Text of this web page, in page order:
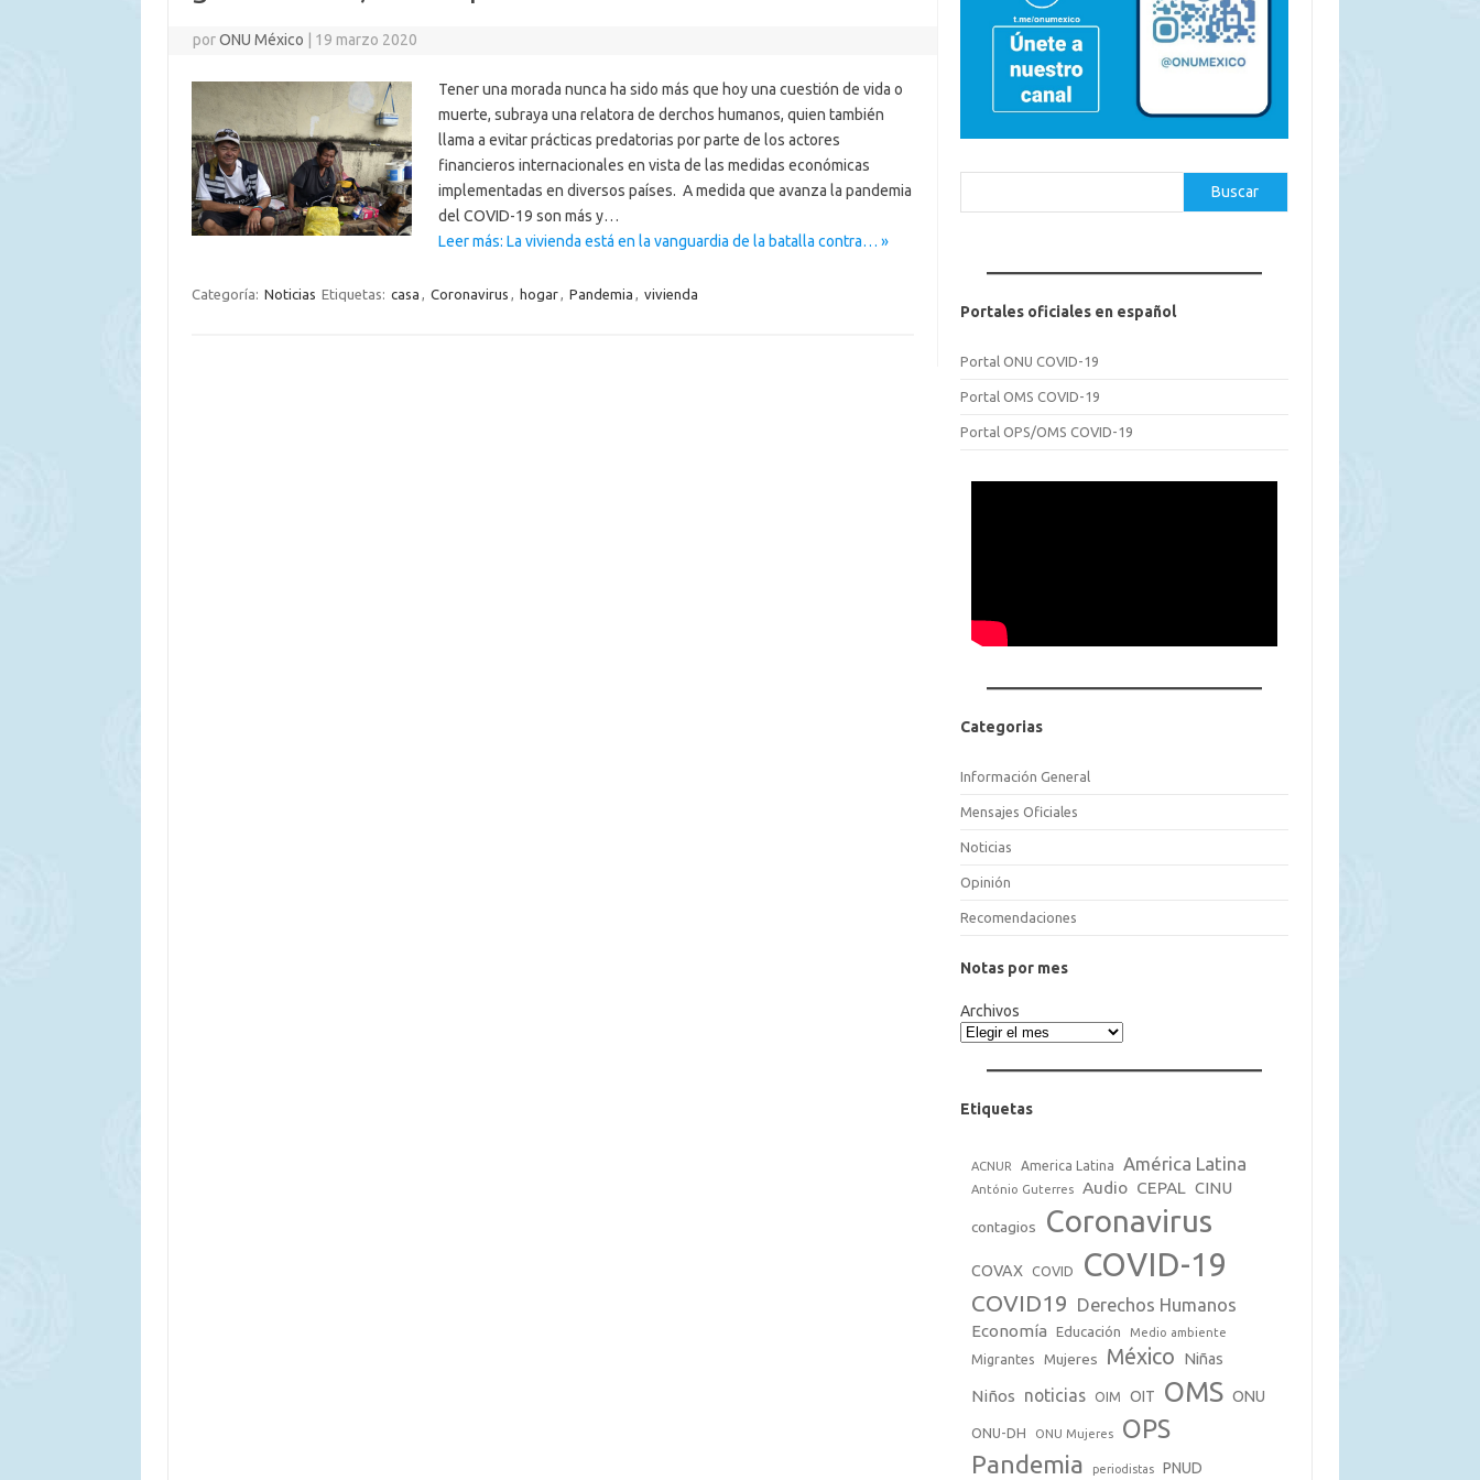
porONU México 19 marzo 2020
Tener una morada nunca ha sido más que hoy una cuestión de vida o
muerte, subraya una relatora de derchos humanos, quien también
llama a evitar prácticas predatorias por parte de los actores
financieros internacionales en vista de las medidas económicas
implementadas en diversos países. A medida que avanza la pandemia
del COVID-19 son más y…
Leer más: La vivienda está en la vanguardia de la batalla contra… »
Categoría: Noticias Etiquetas: casa , Coronavirus , hogar, Pandemia , vivienda
Buscar
Portales oficiales en español
Portal ONU COVID-19
Portal OMS COVID-19
Portal OPS/OMS COVID-19
Categorias
Información General
Mensajes Oficiales
Noticias
Opinión
Recomendaciones
Notas por mes
Archivos
Etiquetas
ACNUR America Latina América Latina
António Guterres Audio CEPAL CINU
contagios Coronavirus
COVAX COVID COVID-19
COVID19 Derechos Humanos
Economía Educación Medio ambiente
Migrantes Mujeres México Niñas
Niños noticias OIM OIT OMS ONU
ONU-DH ONU Mujeres OPS
Pandemia periodistas PNUD